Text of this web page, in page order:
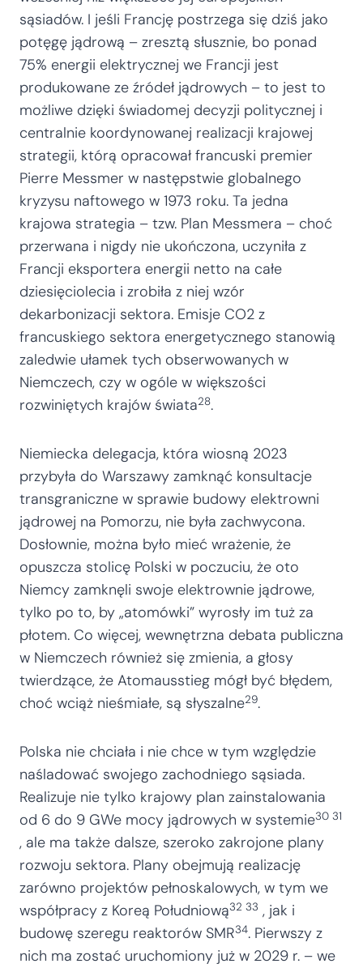
sąsiadów. I jeśli Francję postrzega się dziś jako
potęgę jądrową – zresztą słusznie, bo ponad
75% energii elektrycznej we Francji jest
produkowane ze źródeł jądrowych – to jest to
możliwe dzięki świadomej decyzji politycznej i
centralnie koordynowanej realizacji krajowej
strategii, którą opracował francuski premier
Pierre Messmer w następstwie globalnego
kryzysu naftowego w 1973 roku. Ta jedna
krajowa strategia – tzw. Plan Messmera – choć
przerwana i nigdy nie ukończona, uczyniła z
Francji eksportera energii netto na całe
dziesięciolecia i zrobiła z niej wzór
dekarbonizacji sektora. Emisje CO2 z
francuskiego sektora energetycznego stanowią
zaledwie ułamek tych obserwowanych w
Niemczech, czy w ogóle w większości
rozwiniętych krajów świata28.
Niemiecka delegacja, która wiosną 2023
przybyła do Warszawy zamknąć konsultacje
transgraniczne w sprawie budowy elektrowni
jądrowej na Pomorzu, nie była zachwycona.
Dosłownie, można było mieć wrażenie, że
opuszcza stolicę Polski w poczuciu, że oto
Niemcy zamknęli swoje elektrownie jądrowe,
tylko po to, by „atomówki” wyrosły im tuż za
płotem. Co więcej, wewnętrzna debata publiczna
w Niemczech również się zmienia, a głosy
twierdzące, że Atomausstieg mógł być błędem,
choć wciąż nieśmiałe, są słyszalne29.
Polska nie chciała i nie chce w tym względzie
naśladować swojego zachodniego sąsiada.
Realizuje nie tylko krajowy plan zainstalowania
od 6 do 9 GWe mocy jądrowych w systemie30 31
, ale ma także dalsze, szeroko zakrojone plany
rozwoju sektora. Plany obejmują realizację
zarówno projektów pełnoskalowych, w tym we
współpracy z Koreą Południową32 33 , jak i
budowę szeregu reaktorów SMR34. Pierwszy z
nich ma zostać uruchomiony już w 2029 r. – we